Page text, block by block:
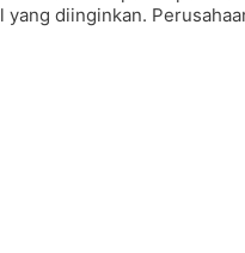
yang diinginkan.